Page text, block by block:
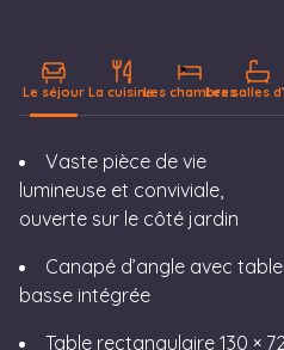
Le séjour La cuisineLes chambresLes salles
LE SÉJOUR
Vaste pièce de vie
lumineuse et conviviale,
ouverte sur le côté jardin
Canapé d’angle avec table
basse intégrée
Table rectangulaire 130 ×